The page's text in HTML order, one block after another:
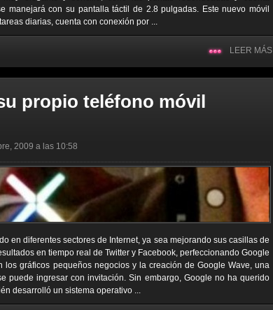
manejará con su pantalla táctil de 2.8 pulgadas. Este nuevo móvil
diarias, cuenta con conexión por ...
LEER MÁS
propio teléfono móvil
2009 a las 10:58
en diferentes sectores de Internet, ya sea mejorando sus casillas de
en tiempo real de Twitter y Facebook, perfeccionando Google
los gráficos pequeños negocios y la creación de Google Wave, una
puede ingresar con invitación. Sin embargo, Google no ha querido
desarrolló un sistema operativo ...